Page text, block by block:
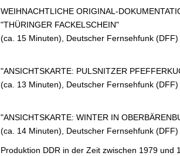
WEIHNACHTLICHE ORIGINAL-
"THÜRINGER FACKELSCHEIN"
(ca. 15 Minuten), Deutscher Fernsehfunk
"ANSICHTSKARTE: PULSNITZER
(ca. 13 Minuten), Deutscher Fernsehfunk
"ANSICHTSKARTE: WINTER IN
(ca. 14 Minuten), Deutscher Fernsehfunk
Produktion DDR in der Zeit zwischen 1979 und